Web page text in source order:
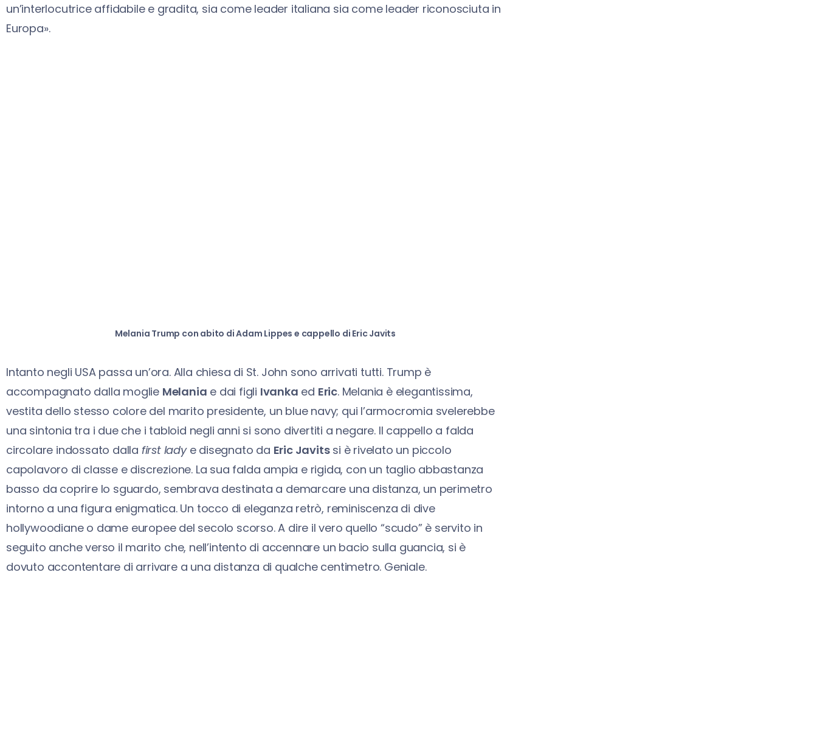
un’interlocutrice affidabile e gradita, sia come leader italiana sia come leader riconosciuta in
Europa».
Melania Trump con abito di Adam Lippes e cappello di Eric Javits
Intanto negli USA passa un’ora. Alla chiesa di St. John sono arrivati tutti. Trump è
accompagnato dalla moglie Melania e dai figli Ivanka ed Eric. Melania è elegantissima,
vestita dello stesso colore del marito presidente, un blue navy; qui l’armocromia svelerebbe
una sintonia tra i due che i tabloid negli anni si sono divertiti a negare. Il cappello a falda
circolare indossato dalla first ladye disegnato da Eric Javitssi è rivelato un piccolo
capolavoro di classe e discrezione. La sua falda ampia e rigida, con un taglio abbastanza
basso da coprire lo sguardo, sembrava destinata a demarcare una distanza, un perimetro
intorno a una figura enigmatica. Un tocco di eleganza retrò, reminiscenza di dive
hollywoodiane o dame europee del secolo scorso. A dire il vero quello “scudo” è servito in
seguito anche verso il marito che, nell’intento di accennare un bacio sulla guancia, si è
dovuto accontentare di arrivare a una distanza di qualche centimetro. Geniale.